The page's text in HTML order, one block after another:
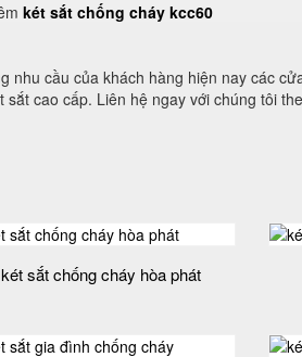
két sắt chống cháy kcc60
nhu cầu của khách hàng hiện nay các
sắt cao cấp. Liên hệ ngay với chúng tôi
két sắt chống cháy hòa phát